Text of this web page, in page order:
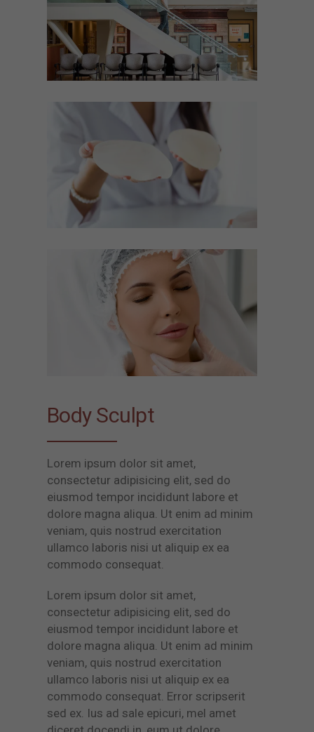
Body Sculpt
Lorem ipsum dolor sit amet,
consectetur adipisicing elit, sed do
eiusmod tempor incididunt labore et
dolore magna aliqua. Ut enim ad minim
veniam, quis nostrud exercitation
ullamco laboris nisi ut aliquip ex ea
commodo consequat.
Lorem ipsum dolor sit amet,
consectetur adipisicing elit, sed do
eiusmod tempor incididunt labore et
dolore magna aliqua. Ut enim ad minim
veniam, quis nostrud exercitation
ullamco laboris nisi ut aliquip ex ea
commodo consequat. Error scripserit
sed ex. Ius ad sale epicuri, mel amet